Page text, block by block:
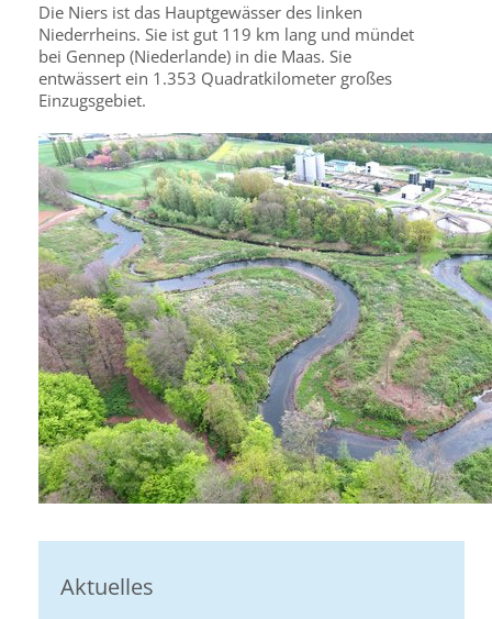
Die Niers ist das Hauptgewässer des linken
Niederrheins. Sie ist gut 119 km lang und mündet
bei Gennep (Niederlande) in die Maas. Sie
entwässert ein 1.353 Quadratkilometer großes
Einzugsgebiet.
Aktuelles